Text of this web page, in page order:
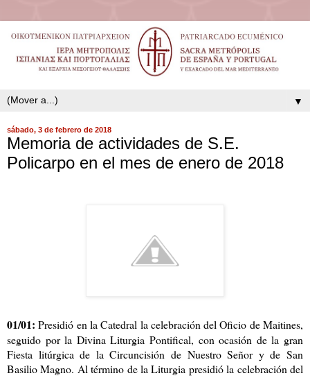
▼
sábado, 3 de febrero de 2018
Memoria de actividades de S.E.
Policarpo en el mes de enero de 2018
01/01:Presidió en la Catedral la celebración del Oficio de Maitines,
seguido por la Divina Liturgia Pontifical, con ocasión de la gran
Fiesta litúrgica de la Circuncisión de Nuestro Señor y de San
Basilio Magno. Al término de la Liturgia presidió la celebración del